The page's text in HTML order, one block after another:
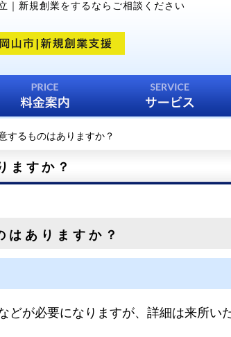
｜新規創業をするならご相談ください
するものはありますか？
ますか？
はありますか？
どが必要になりますが、詳細は来所い